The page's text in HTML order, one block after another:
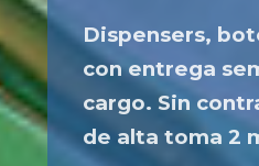
Dispensers,
con entrega
cargo. Sin
de alta toma 2